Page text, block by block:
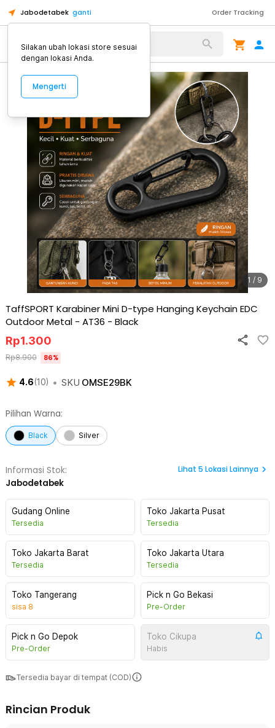
Jabodetabek ganti Order Tracking
Alat Kopi
1 / 9
TaffSPORT Karabiner Mini D-type Hanging Keychain EDC
Outdoor Metal - AT36 - Black
4.6(10) • SKU OMSE29BK
Rp1.300
Rp8.900 86%
Pilihan Warna:
Black Silver
Informasi Stok:
Jabodetabek
Lihat 5 Lokasi Lainnya
Gudang Online
Tersedia
Toko Jakarta Pusat
Tersedia
Toko Jakarta Barat
Tersedia
Toko Jakarta Utara
Tersedia
Toko Tangerang
sisa 8
Pick n Go Bekasi
Pre-Order
Pick n Go Depok
Pre-Order
Toko Cikupa
Habis
Tersedia bayar di tempat (COD)
Rincian Produk
Silakan ubah lokasi store sesuai
dengan lokasi Anda.
Mengerti